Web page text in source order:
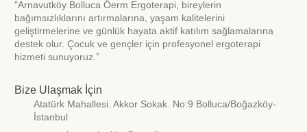
"Arnavutköy Bolluca Öerm Ergoterapi, bireylerin
bağımsızlıklarını artırmalarına, yaşam kalitelerini
geliştirmelerine ve günlük hayata aktif katılım sağlamalarına
destek olur. Çocuk ve gençler için profesyonel ergoterapi
hizmeti sunuyoruz.”
Bize Ulaşmak İçin
Atatürk Mahallesi. Akkor Sokak. No:9 Bolluca/Boğazköy-
İstanbul